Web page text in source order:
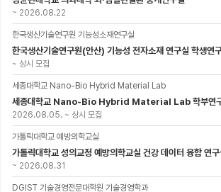
~ 2026.08.22
한국생산기술연구원 기능성소재연구실
한국생산기술연구원(안산) 기능성 전자소재 연구실 학생연
~ 상시 모집
세종대학교 Nano-Bio Hybrid Material Lab
세종대학교 Nano-Bio Hybrid Material Lab 학부연구
2026.08.05. ~ 상시 모집
가톨릭대학교 예방의학교실
가톨릭대학교 성의교정 예방의학교실 건강 데이터 융합 연
~ 2026.08.31
DGIST 기술경영전문대학원 기술경영학과